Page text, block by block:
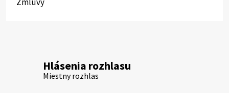
Hlásenia rozhlasu
Miestny rozhlas